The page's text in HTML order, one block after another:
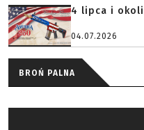
4 lipca i
04.07.2026
BROŃ PALNA